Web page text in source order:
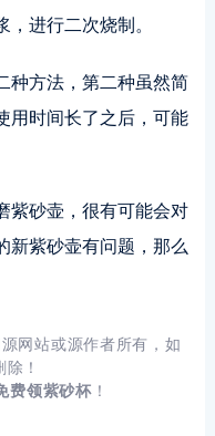
进行二次烧制。
种方法，第二种虽然简
用时间长了之后，可能
紫砂壶，很有可能会对
新紫砂壶有问题，那么
网站或源作者所有，如
！
费领紫砂杯！